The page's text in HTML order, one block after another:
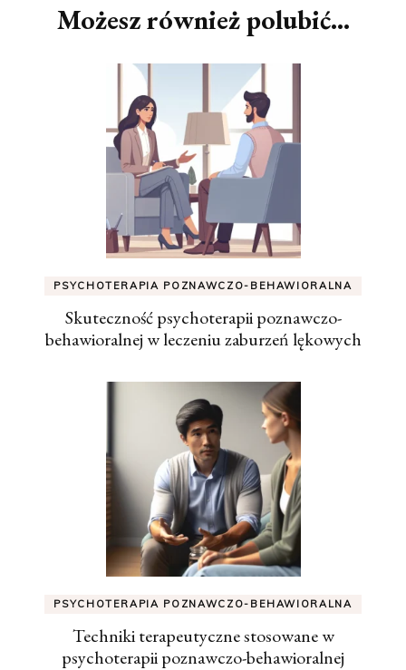
Możesz również polubić…
PSYCHOTERAPIA POZNAWCZO-BEHAWIORALNA
Skuteczność psychoterapii poznawczo-
behawioralnej w leczeniu zaburzeń lękowych
PSYCHOTERAPIA POZNAWCZO-BEHAWIORALNA
Techniki terapeutyczne stosowane w
psychoterapii poznawczo-behawioralnej